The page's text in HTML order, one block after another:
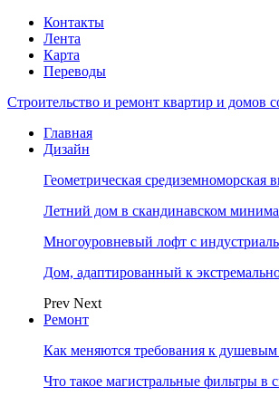
Контакты
Лента
Карта
Переводы
Строительство и ремонт квартир и домов
Главная
Дизайн
Геометрическая средиземноморская
Летний дом в скандинавском
Многоуровневый лофт с
Дом, адаптированный к
Prev Next
Ремонт
Как меняются требования к
Что такое магистральные фильтры